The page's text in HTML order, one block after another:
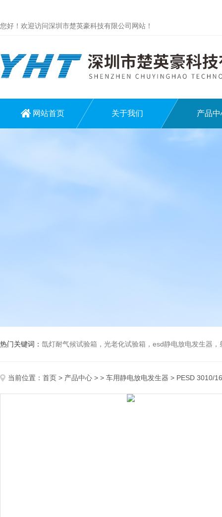
您好！欢迎访问深圳市楚英豪科技有限公司网站！
网站首页 关于我们 产品中
热门关键词： 氙灯耐气候试验箱，光老化试验箱，esd静电放电发生器
当前位置： 首页 > 产品中心 > > 车用静电放电发生器 > PESD 3010/